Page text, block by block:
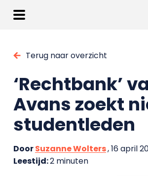
Terug naar overzicht
‘Rechtbank’
Avans zoekt
studentleden
DoorSuzanne Wolters, 16 april
Leestijd:2 minuten